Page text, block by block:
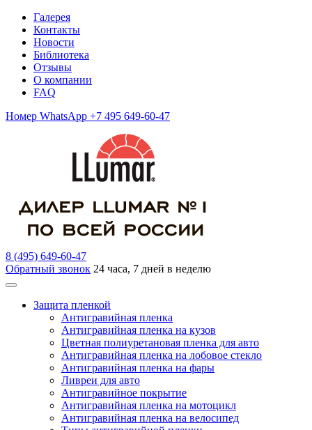
Галерея
Контакты
Новости
Библиотека
Отзывы
О компании
FAQ
Номер WhatsApp +7 495 649-60-47
8 (495) 649-60-47
Обратный звонок 24 часа, 7 дней в неделю
Защита пленкой
Антигравийная пленка
Антигравийная пленка на кузов
Цветная полиуретановая пленка для авто
Антигравийная пленка на лобовое стекло
Антигравийная пленка на фары
Ливреи для авто
Антигравийное покрытие
Антигравийная пленка на мотоцикл
Антигравийная пленка на велосипед